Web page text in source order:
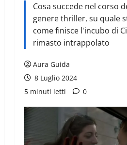
Cosa succede nel corso
genere thriller, su quale
come finisce l'incubo di
rimasto intrappolato
Aura Guida
8 Luglio 2024
5 minuti letti
0